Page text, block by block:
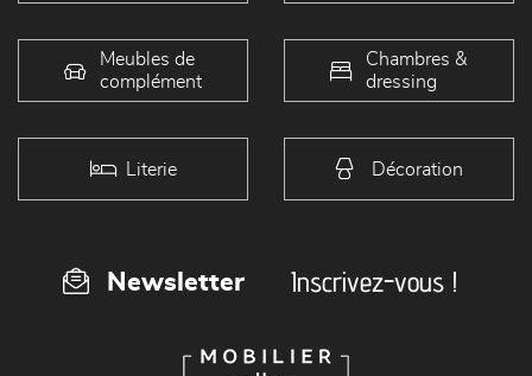
Meubles de
complément
Chambres &
dressing
Literie Décoration
Newsletter Inscrivez-vous !